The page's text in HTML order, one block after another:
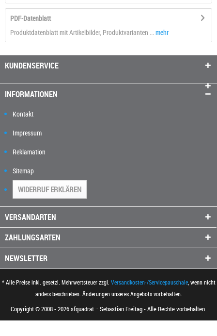
PDF-Datenblatt
Produktdatenblatt mit Artikelbilder, Produktvarianten ... mehr
KUNDENSERVICE
INFORMATIONEN
Kontakt
Impressum
Reklamation
Sitemap
WIDERRUF ERKLÄREN
VERSANDARTEN
ZAHLUNGSARTEN
NEWSLETTER
* Alle Preise inkl. gesetzl. Mehrwertsteuer zzgl. Versandkosten-/Servicepauschale, wenn nicht
anders beschrieben. Änderungen unseres Angebots vorbehalten.
Copyright © 2008 - 2026 sfquadrat :: Sebastian Freitag - Alle Rechte vorbehalten.